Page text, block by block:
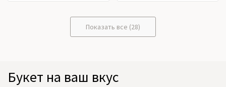
Показать все (28)
Букет на ваш вкус